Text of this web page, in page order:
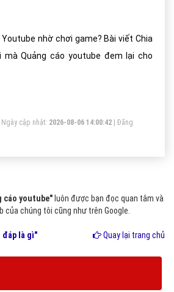
nhờ chơi game? Bài viết Chia
Quảng cáo youtube đem lại cho
| Ngày cập nhật: 2026-08-06 14:00:42
Đăng
cáo youtube" luôn được bạn đọc quan tâm và
của chúng tôi cũng như trên Google.
đáp là gì" Quay lại trang chủ